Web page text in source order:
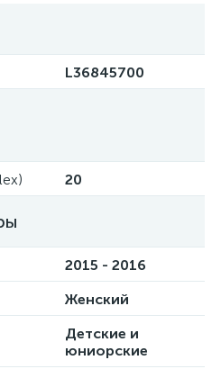
L36845700
20
2015 - 2016
Женский
Детские и
юниорские